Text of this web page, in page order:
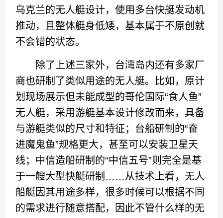
乌克兰的无人艇设计，使用多台快艇发动机
推动，且整体艇身低矮，基本属于不原创就
不会错的状态。
除了上述三家外，台湾岛内还有多家厂
商也研制了类似用途的无人艇。比如，原计
划现场展示但未能成型的哥伦国际“食人鱼”
无人艇，采用游艇基本设计修改而来，具备
与游艇类似的尺寸和特征；台船研制的“奋
进魔鬼鱼”规格更大，甚至可以安装卫星天
线；中信造船研制的“中信五号”则完全是基
于一艘大型快艇研制……从技术上看，无人
船艇因其用途多样，很多时候可以根据不同
的需求进行随意搭配，因此不管什么样的无